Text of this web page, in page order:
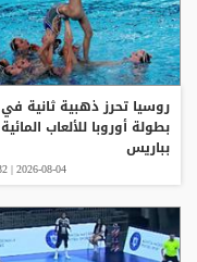
روسيا تحرز ذهبية ثانية في
بطولة أوروبا للألعاب المائية
بباريس
2026-08-04 | 09:32 م